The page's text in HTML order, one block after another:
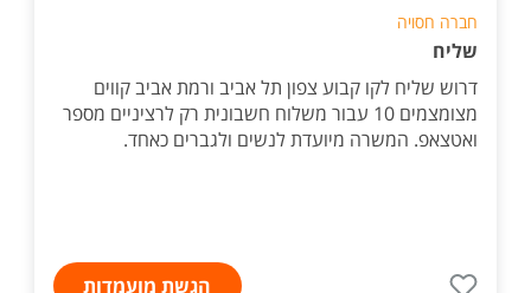
חברה חסויה
שליח
דרוש שליח לקו קבוע צפון תל אביב ורמת אביב קווים
מצומצמים 10 עבור משלוח חשבונית רק לרציניים מספר
ואטצאפ. המשרה מיועדת לנשים ולגברים כאחד.
הגשת מועמדות